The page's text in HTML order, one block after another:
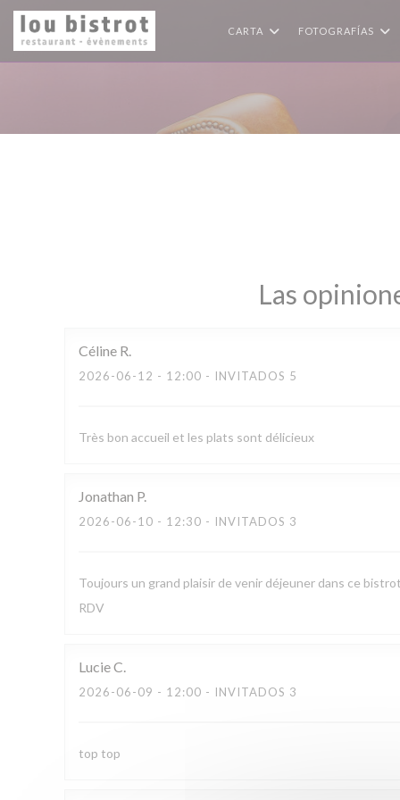
Personalización de sus opciones de cookies
CARTA FOTOGRAFÍAS
Las
Céline R
2026-06-12 - 12:00 - INVITADOS 5
Très bon accueil et les plats sont délicieux
Jonathan P
2026-06-10 - 12:30 - INVITADOS 3
Toujours un grand plaisir de venir déjeuner dans ce
RDV
LucieC
2026-06-09 - 12:00 - INVITADOS 3
top top